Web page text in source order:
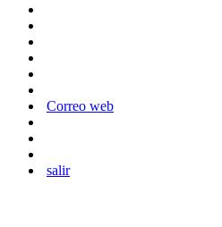
Correo web
salir